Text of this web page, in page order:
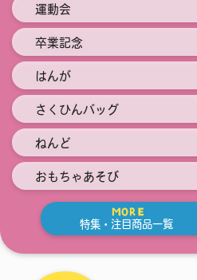
運動会
卒業記念
はんが
さくひんバッグ
ねんど
おもちゃあそび
MORE
特集・注目商品一覧